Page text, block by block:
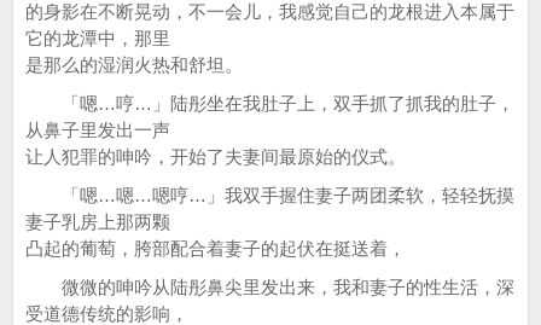
的身影在不断晃动，不一会儿，我感觉自己的龙根进入本属于
它的龙潭中，那里
是那么的湿润火热和舒坦。
「嗯…哼…」陆彤坐在我肚子上，双手抓了抓我的肚子，
从鼻子里发出一声
让人犯罪的呻吟，开始了夫妻间最原始的仪式。
「嗯…嗯…嗯哼…」我双手握住妻子两团柔软，轻轻抚摸
妻子乳房上那两颗
凸起的葡萄，胯部配合着妻子的起伏在挺送着，
微微的呻吟从陆彤鼻尖里发出来，我和妻子的性生活，深
受道德传统的影响，